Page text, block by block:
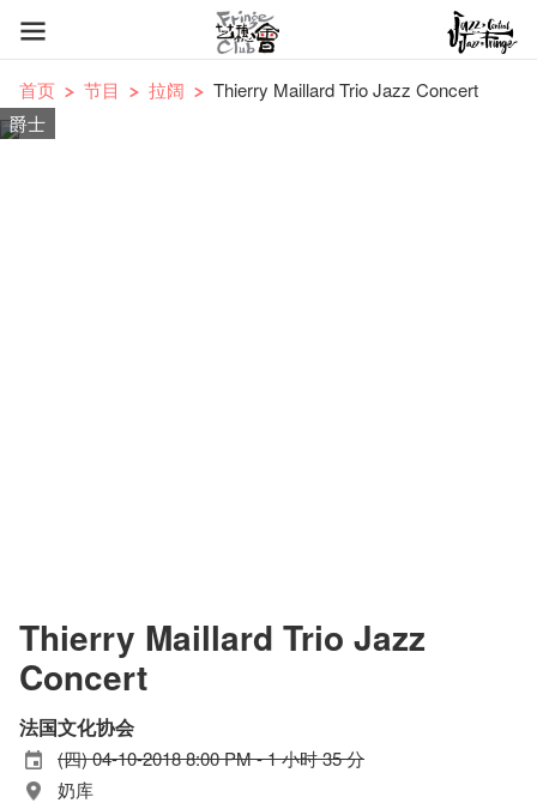
首页 节目 拉阔
Thierry Maillard Trio Jazz Concert
爵士
Thierry Maillard Trio Jazz
Concert
法国文化协会
(四) 04-10-2018 8:00 PM - 1 小时 35 分
奶库